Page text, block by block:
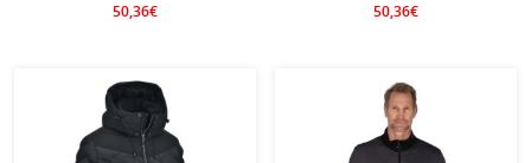
50,36€ 50,36€